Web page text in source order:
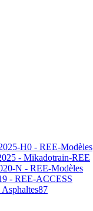
H0 - REE-Modèles
- Mikadotrain-REE
N - REE-Modèles
- REE-ACCESS
Asphaltes87